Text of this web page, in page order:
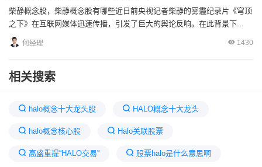
柴静概念股，柴静概念股有哪些近日前央视记者柴静的雾霾纪录片《穹顶
之下》在互联网媒体迅速传播，引发了巨大的舆论反响。在此背景下...
何经理 1430
相关搜索
halo概念十大龙头股 HALO概念十大龙头
halo概念核心股 Halo关联股票
高盛重提“HALO交易” 股票halo是什么意思啊